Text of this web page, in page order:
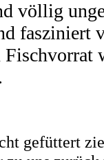
völlig
fasziniert
gefüttert